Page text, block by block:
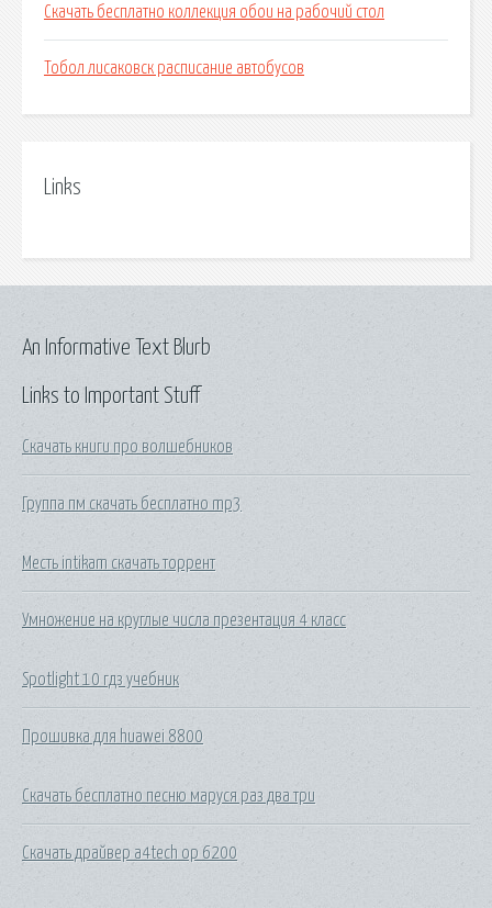
Скачать бесплатно коллекция обои на рабочий стол
Тобол лисаковск расписание автобусов
Links
Links to Important Stuff
Скачать книги про волшебников
Группа пм скачать бесплатно mp3
Месть intikam скачать торрент
Умножение на круглые числа презентация 4 класс
Spotlight 10 гдз учебник
Прошивка для huawei 8800
Скачать бесплатно песню маруся раз два три
Скачать драйвер a4tech op 6200
An Informative Text Blurb